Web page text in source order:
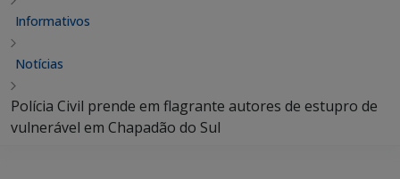
Informativos
Notícias
Polícia Civil prende em flagrante autores de estupro de
vulnerável em Chapadão do Sul